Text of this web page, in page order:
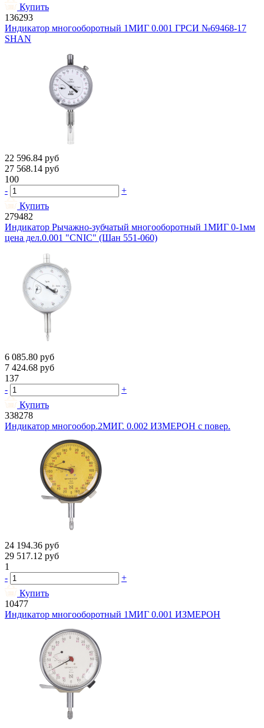
Купить
136293
Индикатор многооборотный 1МИГ 0.001 ГРСИ №69468-17
SHAN
22 596.84 руб
27 568.14 руб
100
-
+
Купить
279482
Индикатор Рычажно-зубчатый многооборотный 1МИГ 0-1мм
цена дел.0.001 "CNIC" (Шан 551-060)
6 085.80 руб
7 424.68 руб
137
-
+
Купить
338278
Индикатор многообор.2МИГ. 0.002 ИЗМЕРОН с повер.
24 194.36 руб
29 517.12 руб
1
-
+
Купить
10477
Индикатор многооборотный 1МИГ 0.001 ИЗМЕРОН